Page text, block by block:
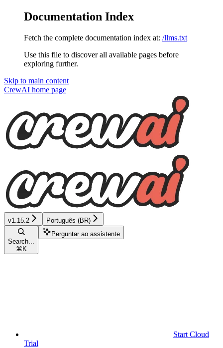
Documentation Index
Fetch the complete documentation index at: /llms.txt
Use this file to discover all available pages before
exploring further.
Skip to main content
CrewAI home page
v1.15.2 Português (BR)
Search...
⌘ K
Perguntar ao assistente
Start Cloud
Trial